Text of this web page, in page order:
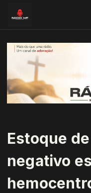
Estoque
negativo